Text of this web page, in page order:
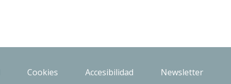
Cookies Accesibilidad Newsletter